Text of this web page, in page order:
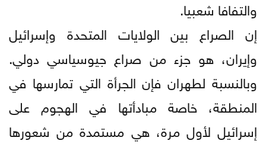
والتفافا شعبيا.
إن الصراع بين الولايات المتحدة وإسرائيل
وإيران، هو جزء من صراع جيوسياسي دولي.
وبالنسبة لطهران فإن الجرأة التي تمارسها في
المنطقة، خاصة مبادأتها في الهجوم على
إسرائيل لأول مرة، هي مستمدة من شعورها